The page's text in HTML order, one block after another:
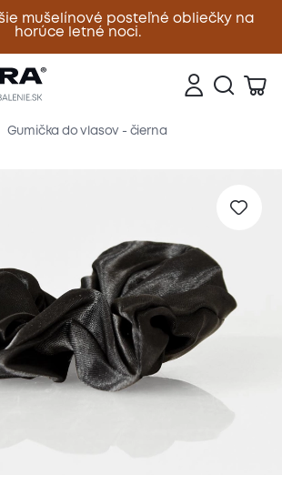
mušelínové posteľné obliečky na
horúce letné noci.
Zavrieť
Parametre Popis produktu
Gumička do vlasov - čierna